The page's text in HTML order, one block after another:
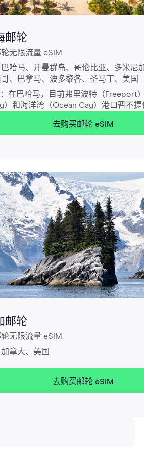
邮轮
无限流量 eSIM
巴哈马、开曼群岛、哥伦比亚、多米尼
、巴拿马、波多黎各、圣马丁、美国
在巴哈马，目前弗里波特（Freeport
）和海洋湾（Ocean Cay）港口暂不提
去购买邮轮 eSIM
邮轮
无限流量 eSIM
加拿大、美国
去购买邮轮 eSIM